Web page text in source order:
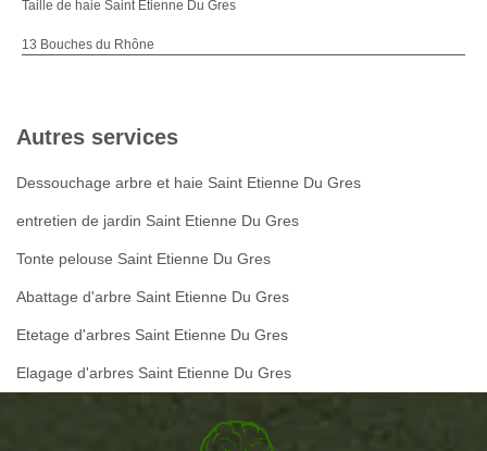
Taille de haie Saint Etienne Du Gres
13 Bouches du Rhône
Autres services
Dessouchage arbre et haie Saint Etienne Du Gres
entretien de jardin Saint Etienne Du Gres
Tonte pelouse Saint Etienne Du Gres
Abattage d'arbre Saint Etienne Du Gres
Etetage d'arbres Saint Etienne Du Gres
Elagage d'arbres Saint Etienne Du Gres